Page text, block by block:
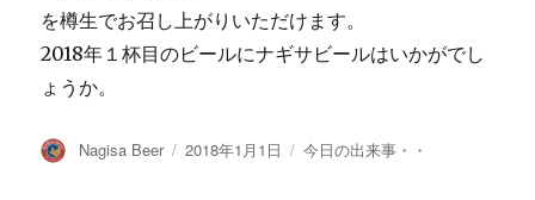
を樽生でお召し上がりいただけます。
2018年１杯目のビールにナギサビールはいかがでし
ょうか。
投
Nagisa Beer
投
2018年1月1日
カ
今日の出来事・・